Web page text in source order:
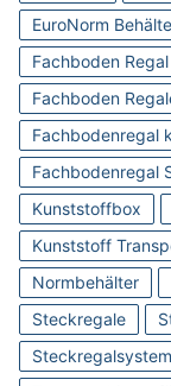
EuroNorm
Fachboden Regal
Fachboden
Fachbodenregal
Fachbodenregal
Kunststoffbox
Kunststoff
Normbehälter
Steckregale
Steckregalsystem